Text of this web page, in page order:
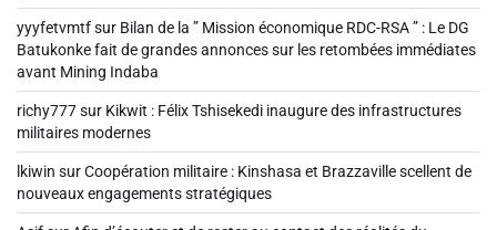
yyyfetvmtfsur Bilan de la ” Mission économique RDC-RSA ” : Le DG
Batukonke fait de grandes annonces sur les retombées immédiates
avant Mining Indaba
richy777sur Kikwit : Félix Tshisekedi inaugure des infrastructures
militaires modernes
lkiwin surCoopération militaire : Kinshasa et Brazzaville scellent de
nouveaux engagements stratégiques